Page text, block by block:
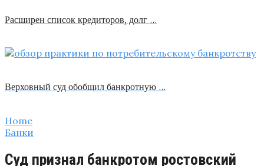
Расширен список кредиторов, долг …
Верховный суд обобщил банкротную …
Home
Банки
Суд признал банкротом ростовский